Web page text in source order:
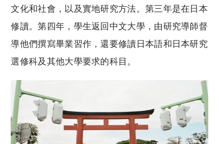
文化和社會，以及實地研究方法。第三年是在日本
修讀。第四年，學生返回中文大學，由研究導師督
導他們撰寫畢業習作，還要修讀日本語和日本研究
選修科及其他大學要求的科目。